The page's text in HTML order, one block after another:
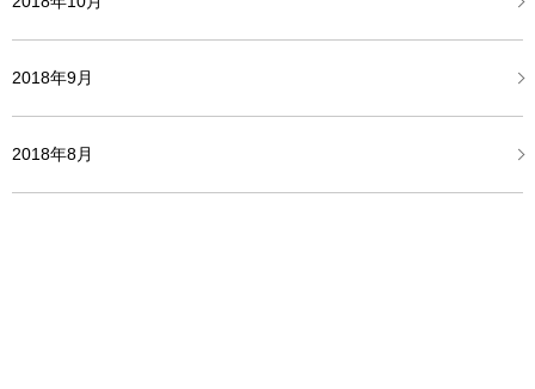
2018年9月
2018年8月